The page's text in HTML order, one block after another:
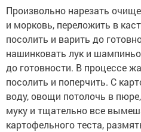
Произвольно нарезать
и морковь, переложить в
посолить и варить до
нашинковать лук и
до готовности. В процессе
посолить и поперчить. С
воду, овощи потолочь в
муку и тщательно все
картофельного теста,